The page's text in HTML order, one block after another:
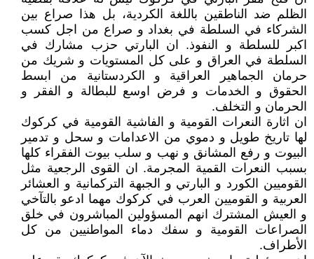
الظلم ضد الناطقين باللغة الكردية، بل هذا صراع بين
الشركاء في السلطة في بغداد و صراع من اجل كسب
اكبر للسلطة و النفوذ. ان البارتي حزب مشارك في
السلطة في العراق و على كل المستويات و شريك من
حرمان الجماهير العراقية و الكردستانية من ابسط
الحقوق و الخدمات و فرض اوسع للبطالة و الفقر و
الحرمان و التخلف.
ان اثارة النعرات القومية و الفاشية القومية في كركوك
لها تاريخ طويل و دموي من الاعدامات و سحل و تدمير
البيوت و رفع المشانق و نهب و سلب بيوت الفقراء كلها
بسبب النعرات القمية المجرمة. ان القوى الرجعية مثل
القوميين الكورد و البارتي و الجبهة التركمانية و العشائر
العربية و القوميين العرب في كركوك مهما ادعو بالتآخي
و العيش المشترك انهم المسؤولين المباشرون في خلق
الصراعات القومية و سفك دماء المواطنيين من كل
الأطراف.